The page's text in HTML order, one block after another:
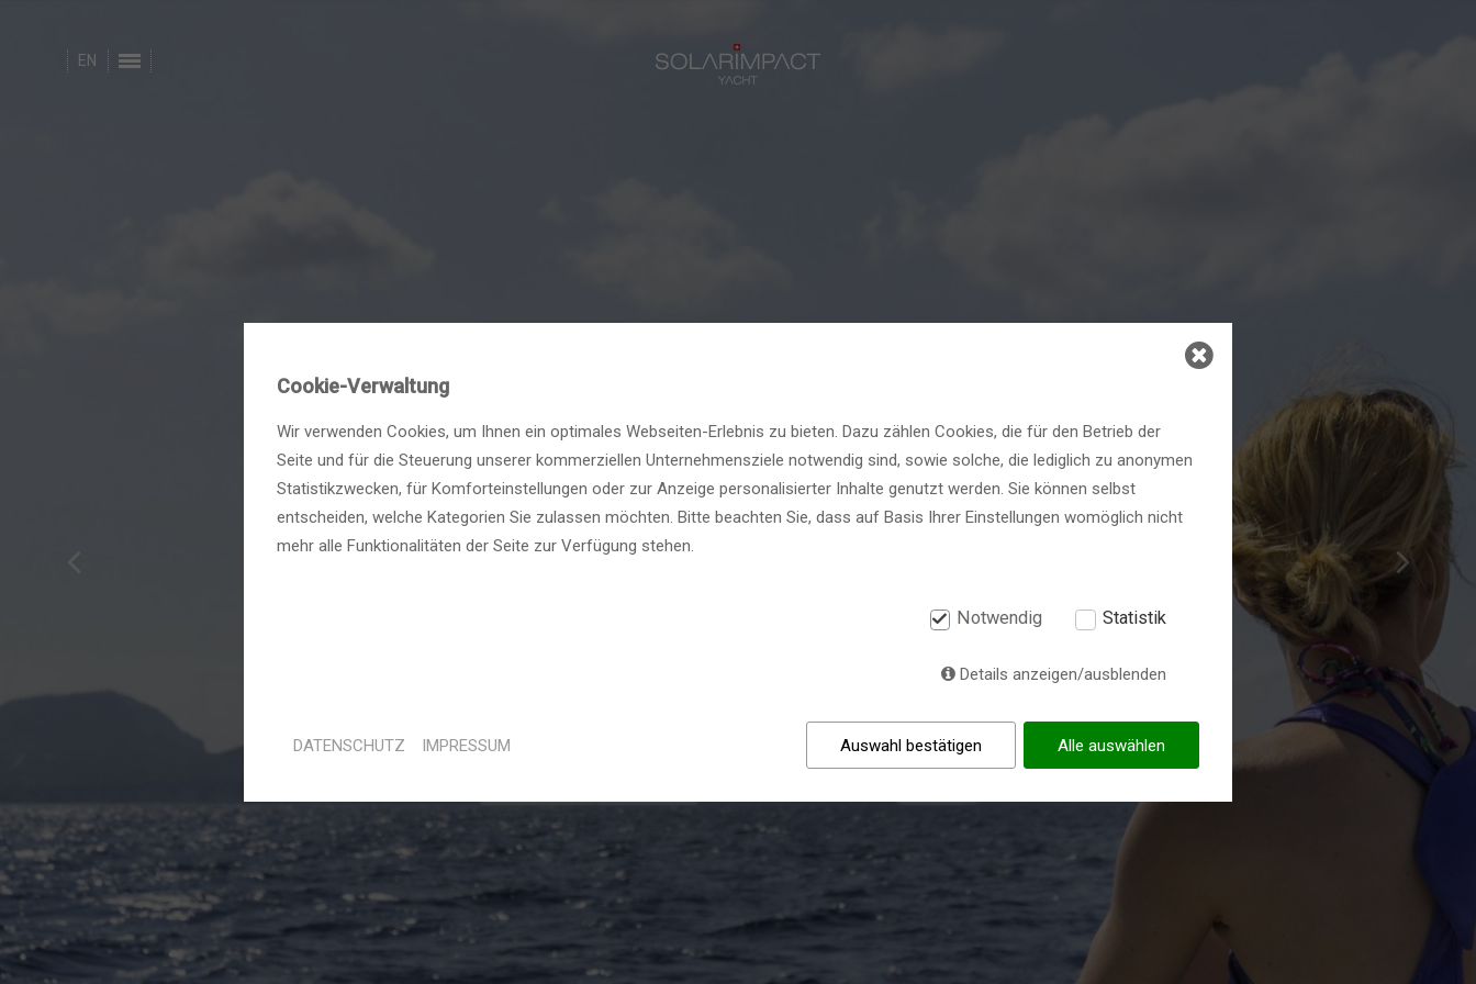
EN
SEHNSUCHT
SICAT 80
DIE NEUE E-VANTGARDE
SISWATH 78
IHRE FRAGEN
UNSERE ANTWORTEN
MEDIEN
MEDIA PARTNER | VERÖFFENTLICHUNGEN | DOWNLOADS
NEUIGKEITEN
KONTAKT
SERVICE | SALES | DEALERS
Cookie-Verwaltung
Wir verwenden Cookies, um Ihnen ein optimales Webseiten-Erlebnis zu bieten. Dazu zählen Cookies, die für den Betrieb der
Seite und für die Steuerung unserer kommerziellen Unternehmensziele notwendig sind, sowie solche, die lediglich zu anonymen
Statistikzwecken, für Komforteinstellungen oder zur Anzeige personalisierter Inhalte genutzt werden. Sie können selbst
entscheiden, welche Kategorien Sie zulassen möchten. Bitte beachten Sie, dass auf Basis Ihrer Einstellungen womöglich nicht
mehr alle Funktionalitäten der Seite zur Verfügung stehen.
Notwendig Statistik
Details anzeigen/ausblenden
Auswahl bestätigen Alle auswählen
DATENSCHUTZ IMPRESSUM